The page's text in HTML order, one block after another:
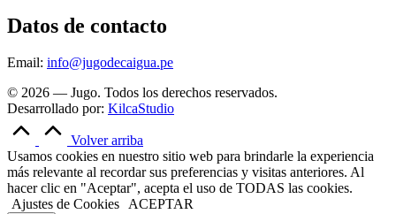
Datos de contacto
Email: info@jugodecaigua.pe
© 2026 — Jugo. Todos los derechos reservados.
Desarrollado por: KilcaStudio
Volver arriba
Usamos cookies en nuestro sitio web para brindarle la experiencia
más relevante al recordar sus preferencias y visitas anteriores. Al
hacer clic en "Aceptar", acepta el uso de TODAS las cookies.
Ajustes de Cookies ACEPTAR